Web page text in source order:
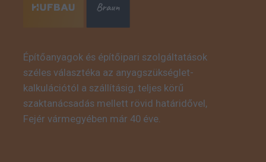
Építőanyagok és építőipari szolgáltatások
széles választéka az anyagszükséglet-
kalkulációtól a szállításig, teljes körű
szaktanácsadás mellett rövid határidővel,
Fejér vármegyében már 40 éve.